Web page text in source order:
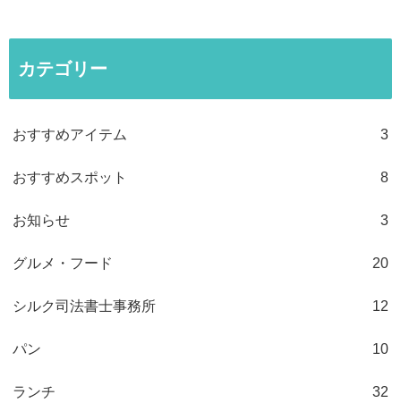
カテゴリー
おすすめアイテム 3
おすすめスポット 8
お知らせ 3
グルメ・フード 20
シルク司法書士事務所 12
パン 10
ランチ 32